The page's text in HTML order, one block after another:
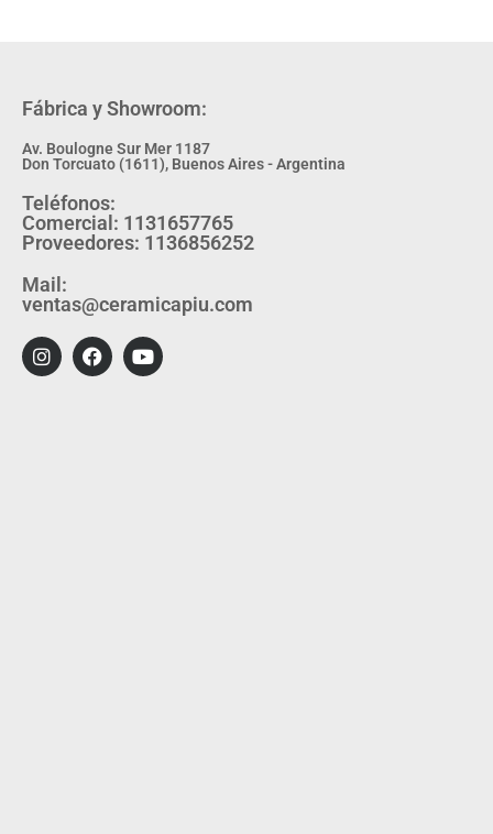
Fábrica y Showroom:
Av. Boulogne Sur Mer 1187
Don Torcuato (1611), Buenos Aires - Argentina
Teléfonos:
Comercial: 1131657765
Proveedores: 1136856252
Mail:
ventas@ceramicapiu.com